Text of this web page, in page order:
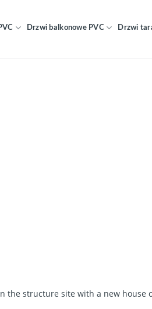
Drzwi balkonowe PVC Drzwi
the structure site with a new house